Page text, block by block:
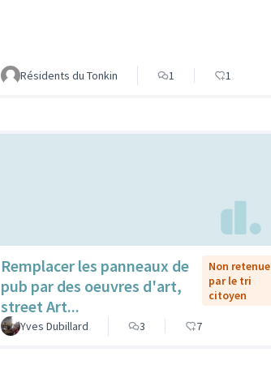
Résidents du Tonkin 1 1
Remplacer les panneaux de
pub par des oeuvres d'art,
street Art...
Non retenue
par le tri
citoyen
Yves Dubillard 3 7